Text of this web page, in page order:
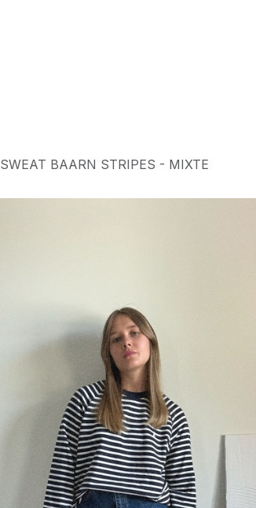
SWEAT BAARN STRIPES - MIXTE